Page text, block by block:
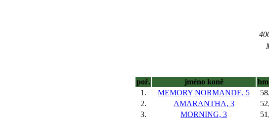
poř.
jméno koně
1.
MEMORY NORMANDE, 5
2.
AMARANTHA, 3
3.
MORNING, 3